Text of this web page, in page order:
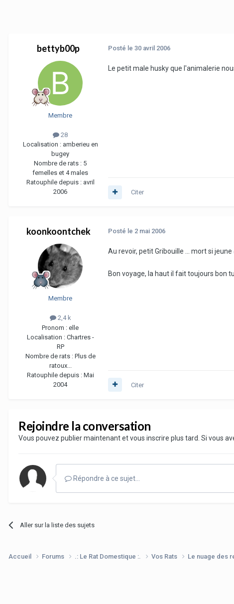
bettyb00p
Membre
28
Localisation : amberieu en
bugey
Nombre de rats : 5
femelles et 4 males
Ratouphile depuis : avril
2006
Posté le 30 avril 2006
Le petit male husky que l'animalerie
Citer
koonkoontchek
Membre
2,4 k
Pronom : elle
Localisation : Chartres -
RP
Nombre de rats : Plus de
ratoux...
Ratouphile depuis : Mai
2004
Posté le 2 mai 2006
Au revoir, petit Gribouille ... mort si jeune
Bon voyage, la haut il fait toujours bon
Citer
Rejoindre la conversation
Vous pouvez publier maintenant et vous inscrire plus tard. Si vous
Répondre à ce sujet…
Aller sur la liste des sujets
Accueil Forums .: Le Rat Domestique :. Vos Rats Le nuage des